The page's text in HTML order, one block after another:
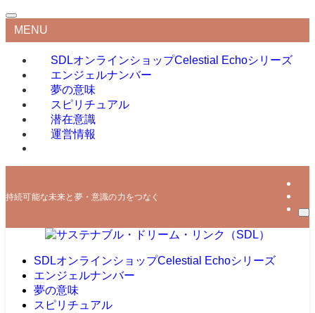
MENU
SDLオンラインショップCelestial Echoシリーズ
エンジェルナンバー
夢の意味
スピリチュアル
潜在意識
運営情報
持続可能な未来と夢・意識の力をつなぐ
SDLオンラインショップCelestial Echoシリーズ
エンジェルナンバー
夢の意味
スピリチュアル